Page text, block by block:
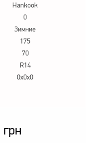
Hankook
0
Зимние
175
70
R14
0x0x0
грн